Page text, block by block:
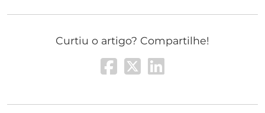
Curtiu o artigo? Compartilhe!